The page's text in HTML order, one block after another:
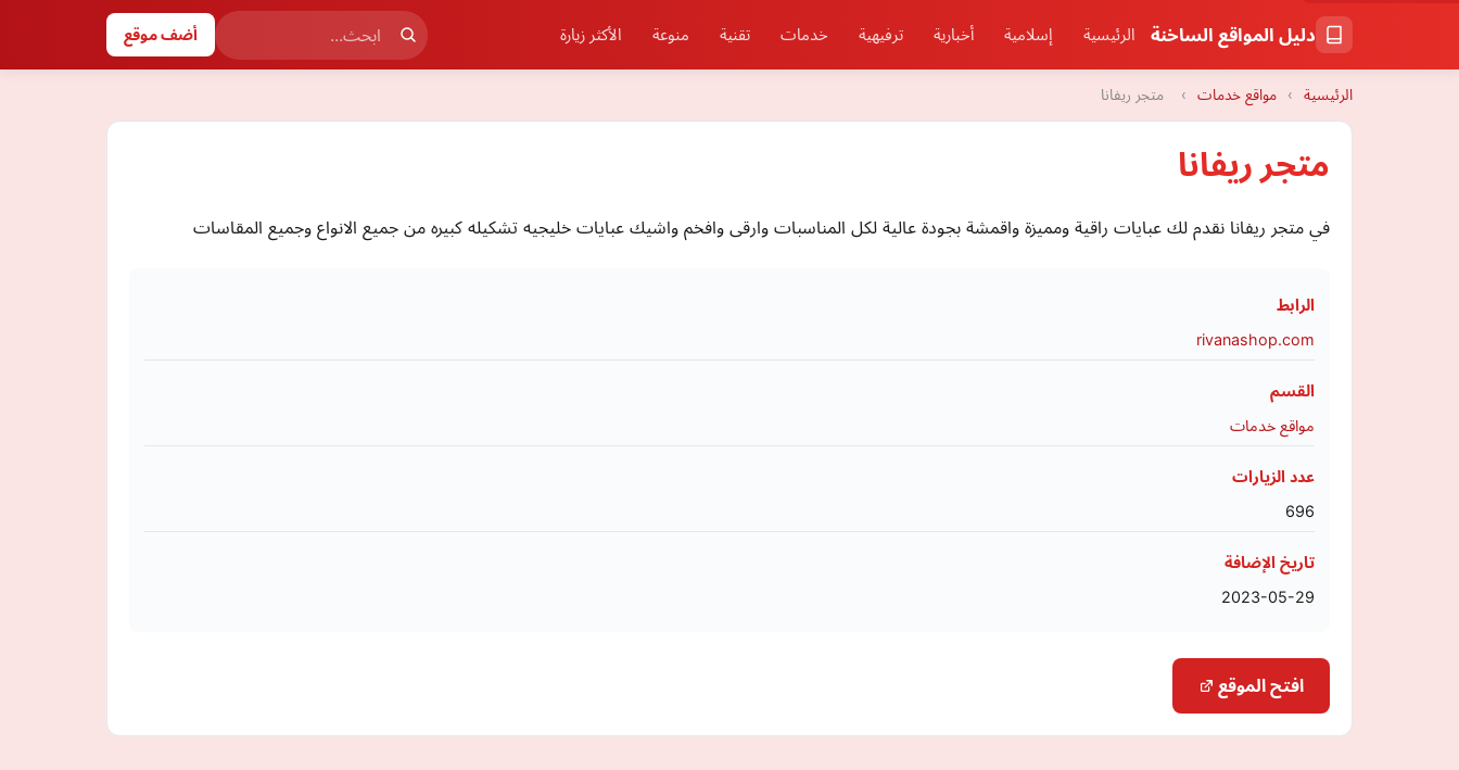
دليل المواقع الساخنة الرئيسية إسلامية أخبارية ترفيهية خدمات تقنية منوعة الأكثر زيارة أضف موقع
الرئيسية › مواقع خدمات › متجر ريفانا
متجر ريفانا
في متجر ريفانا نقدم لك عبايات راقية ومميزة واقمشة بجودة عالية لكل المناسبات وارقى وافخم واشيك عبايات خليجيه تشكيله كبيره من جميع الانواع وجميع المقاسات
الرابط
rivanashop.com
القسم
مواقع خدمات
عدد الزيارات
696
تاريخ الإضافة
2023-05-29
افتح الموقع